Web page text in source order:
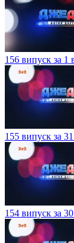
156 випуск за 1
155 випуск за
154 випуск за